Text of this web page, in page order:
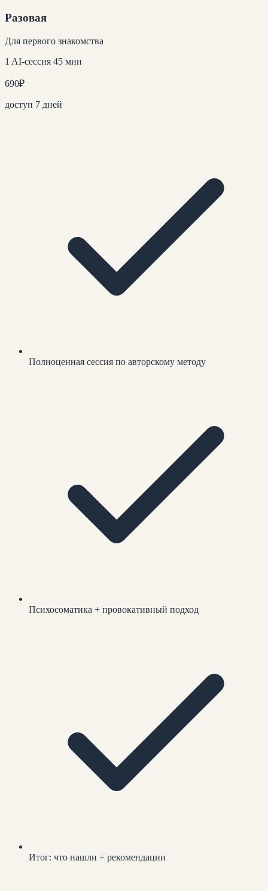
Разовая
Для первого знакомства
1 AI-сессия 45 мин
690₽
доступ 7 дней
Полноценная сессия по авторскому методу
Психосоматика + провокативный подход
Итог: что нашли + рекомендации